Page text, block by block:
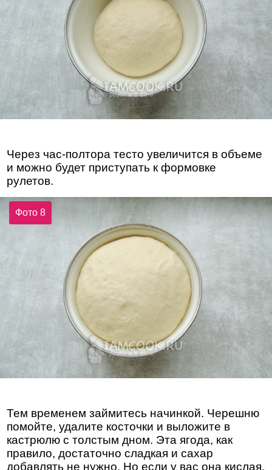
Через час-полтора тесто увеличится в объеме
и можно будет приступать к формовке
рулетов.
Фото 8
Тем временем займитесь начинкой. Черешню
помойте, удалите косточки и выложите в
кастрюлю с толстым дном. Эта ягода, как
правило, достаточно сладкая и сахар
добавлять не нужно. Но если у вас она кислая,